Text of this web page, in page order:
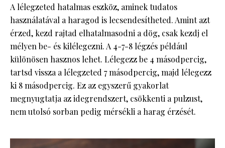
A lélegzeted hatalmas eszköz, aminek tudatos
használatával a haragod is lecsendesítheted. Amint azt
érzed, kezd rajtad elhatalmasodni a dög, csak kezdj el
mélyen be- és kilélegezni. A 4-7-8 légzés például
különösen hasznos lehet. Lélegezz be 4 másodpercig,
tartsd vissza a lélegzeted 7 másodpercig, majd lélegezz
ki 8 másodpercig. Ez az egyszerű gyakorlat
megnyugtatja az idegrendszert, csökkenti a pulzust,
nem utolsó sorban pedig mérsékli a harag érzését.